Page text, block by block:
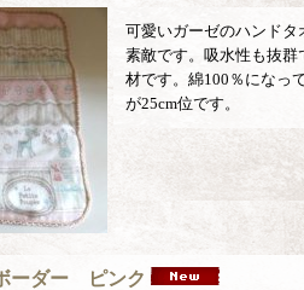
可愛いガーゼのハンド
素敵です。吸水性も抜
材です。綿100％になっ
が25cm位です。
ーダー ピンク